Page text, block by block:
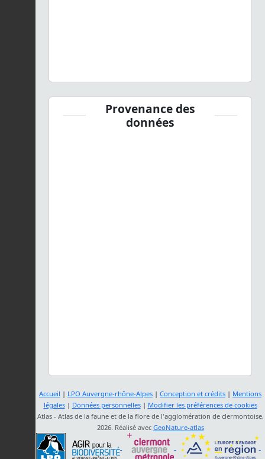
Provenance des
données
Accueil | LPO Auvergne-rhône-Alpes | Conception et crédits | Mentions
légales| Données personnelles| Modifier les préférences de cookies
Atlas - Atlas de la faune et de la flore de l'agglomération de clermontoise,
2026. Réalisé avec GeoNature-atlas